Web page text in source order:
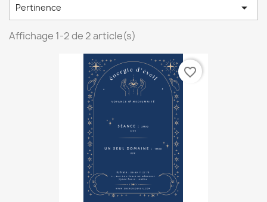
Pertinence 
Affichage 1-2 de 2 article(s)
favorite_border